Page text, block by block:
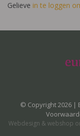
Gelieve in te loggen
© Copyright 2026 |
Webdesign & webshop